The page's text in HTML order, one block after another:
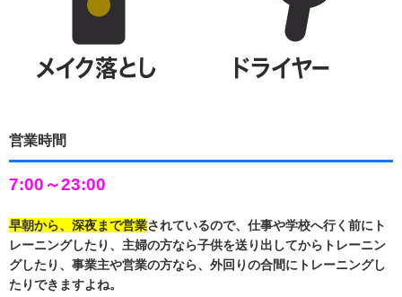
営業時間
7:00～23:00
早朝から、深夜まで営業されているので、仕事や学校へ行く前にト
レーニングしたり、主婦の方なら子供を送り出してからトレーニン
グしたり、事業主や営業の方なら、外回りの合間にトレーニングし
たりできますよね。